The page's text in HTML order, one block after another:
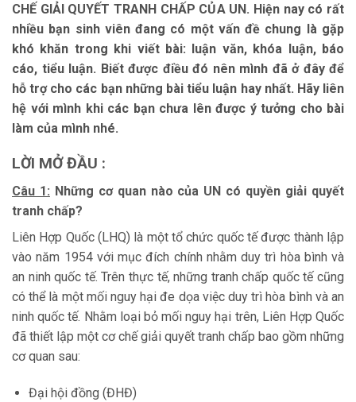
CHẾ GIẢI QUYẾT TRANH CHẤP CỦA UN. Hiện nay có rất
nhiều bạn sinh viên đang có một vấn đề chung là gặp
khó khăn trong khi viết bài: luận văn, khóa luận, báo
cáo, tiểu luận. Biết được điều đó nên mình đã ở đây để
hỗ trợ cho các bạn những bài tiểu luận hay nhất. Hãy liên
hệ với mình khi các bạn chưa lên được ý tưởng cho bài
làm của mình nhé.
LỜI MỞ ĐẦU :
Câu 1: Những cơ quan nào của UN có quyền giải quyết
tranh chấp?
Liên Hợp Quốc (LHQ) là một tổ chức quốc tế được thành lập
vào năm 1954 với mục đích chính nhằm duy trì hòa bình và
an ninh quốc tế. Trên thực tế, những tranh chấp quốc tế cũng
có thể là một mối nguy hại đe dọa việc duy trì hòa bình và an
ninh quốc tế. Nhằm loại bỏ mối nguy hại trên, Liên Hợp Quốc
đã thiết lập một cơ chế giải quyết tranh chấp bao gồm những
cơ quan sau:
Đại hội đồng (ĐHĐ)